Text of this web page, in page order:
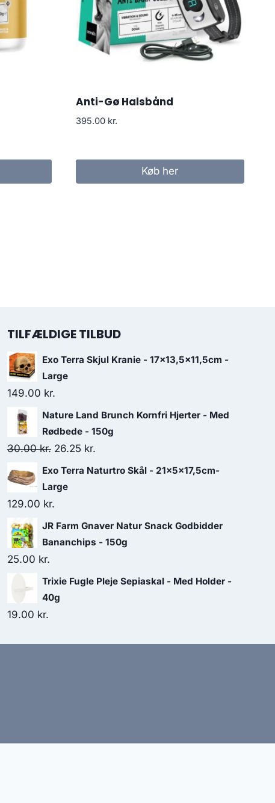
Anti-Gø Halsbånd
395.00 kr.
Køb her
TILFÆLDIGE TILBUD
Exo Terra Skjul Kranie - 17x13,5x11,5cm -
Large
149.00 kr.
Nature Land Brunch Kornfri Hjerter - Med
Rødbede - 150g
30.00kr. Den
oprindelige
pris
30.00 kr..
26.25 kr.
aktuelle
26.25 kr..
Exo Terra Naturtro Skål - 21x5x17,5cm-
Large
129.00 kr.
JR Farm Gnaver Natur Snack Godbidder
Bananchips - 150g
25.00 kr.
Trixie Fugle Pleje Sepiaskal - Med Holder -
40g
19.00 kr.